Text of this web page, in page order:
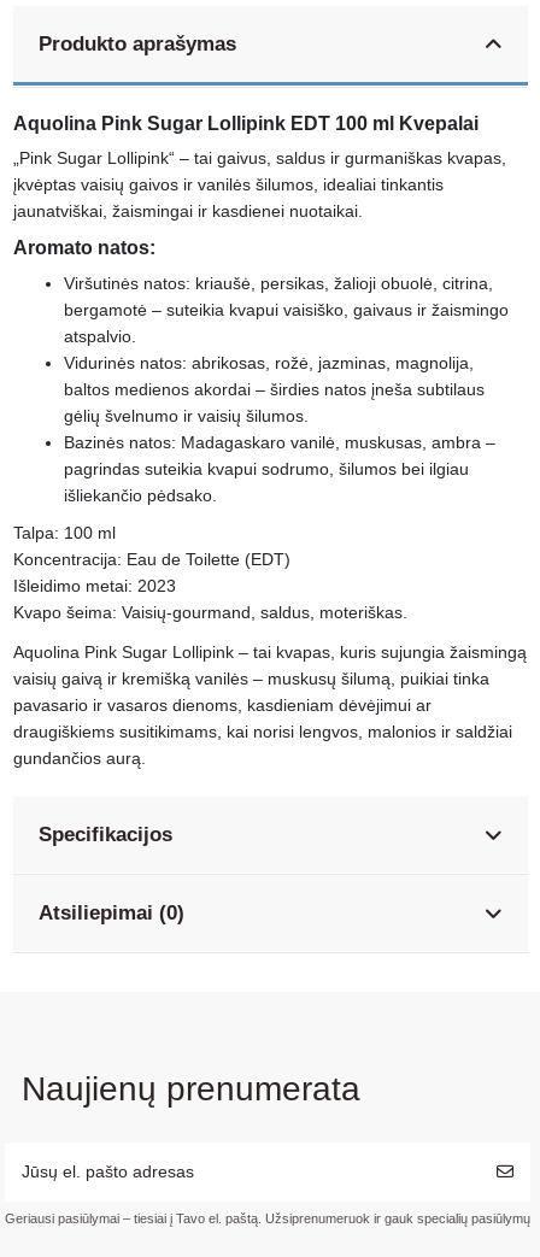
Produkto aprašymas
Aquolina Pink Sugar Lollipink EDT 100 ml Kvepalai
„Pink Sugar Lollipink“ – tai gaivus, saldus ir gurmaniškas kvapas,
įkvėptas vaisių gaivos ir vanilės šilumos, idealiai tinkantis
jaunatviškai, žaismingai ir kasdienei nuotaikai.
Aromato natos:
Viršutinės natos: kriaušė, persikas, žalioji obuolė, citrina,
bergamotė – suteikia kvapui vaisiško, gaivaus ir žaismingo
atspalvio.
Vidurinės natos: abrikosas, rožė, jazminas, magnolija,
baltos medienos akordai – širdies natos įneša subtilaus
gėlių švelnumo ir vaisių šilumos.
Bazinės natos: Madagaskaro vanilė, muskusas, ambra –
pagrindas suteikia kvapui sodrumo, šilumos bei ilgiau
išliekančio pėdsako.
Talpa: 100 ml
Koncentracija: Eau de Toilette (EDT)
Išleidimo metai: 2023
Kvapo šeima: Vaisių-gourmand, saldus, moteriškas.
Aquolina Pink Sugar Lollipink – tai kvapas, kuris sujungia žaismingą
vaisių gaivą ir kremišką vanilės – muskusų šilumą, puikiai tinka
pavasario ir vasaros dienoms, kasdieniam dėvėjimui ar
draugiškiems susitikimams, kai norisi lengvos, malonios ir saldžiai
gundančios aurą.
Specifikacijos
Atsiliepimai (0)
Naujienų prenumerata
Geriausi pasiūlymai – tiesiai į Tavo el. paštą. Užsiprenumeruok ir gauk specialių pasiūlymų